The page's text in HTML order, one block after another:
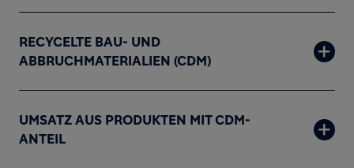
RECYCELTE BAU- UND
ABBRUCHMATERIALIEN (CDM)
UMSATZ AUS PRODUKTEN MIT CDM-
ANTEIL